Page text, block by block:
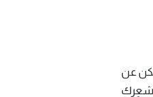
عن
تُشعِرك